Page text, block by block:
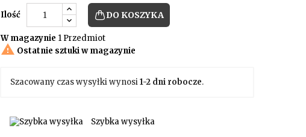
Ilość DO KOSZYKA
W magazynie 1 Przedmiot
 Ostatnie sztuki w magazynie
Szacowany czas wysyłki wynosi1-2 dni robocze.
Szybka wysyłka